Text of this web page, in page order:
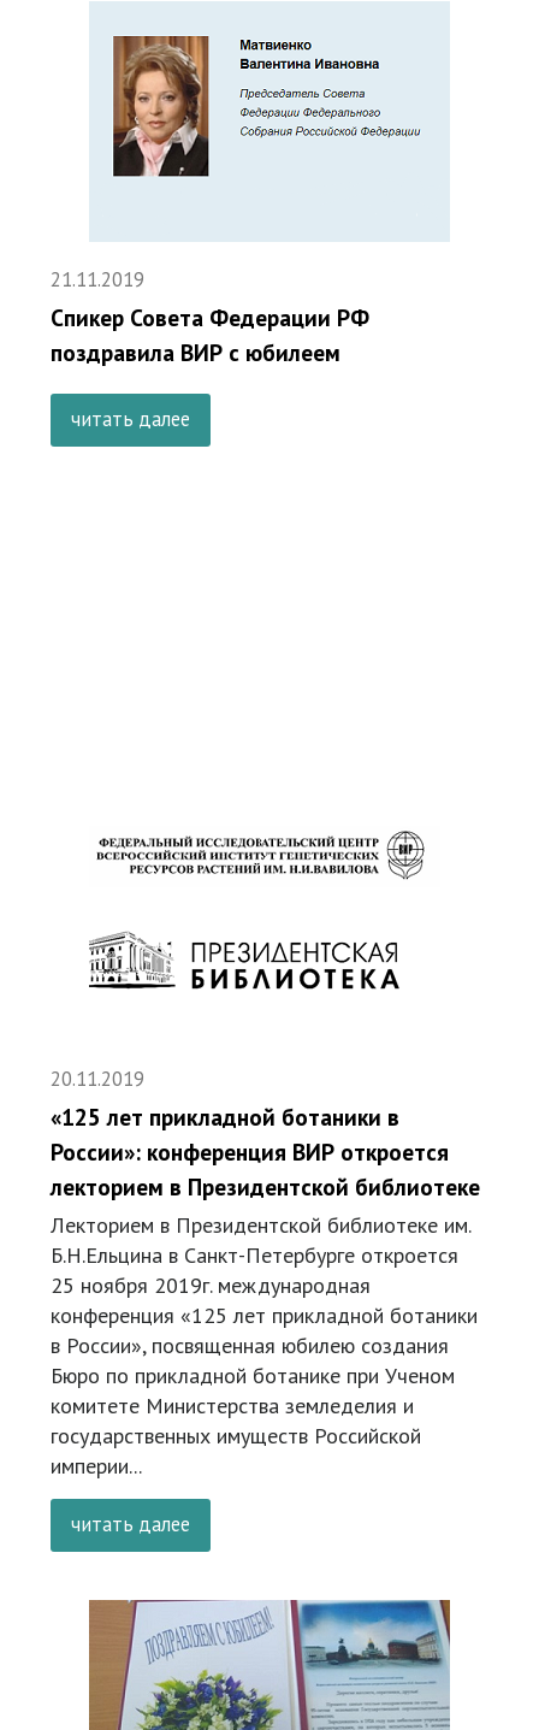
21.11.2019
Спикер Совета Федерации РФ
поздравила ВИР с юбилеем
читать далее
20.11.2019
«125 лет прикладной ботаники в
России»: конференция ВИР откроется
лекторием в Президентской библиотеке
Лекторием в Президентской библиотеке им.
Б.Н.Ельцина в Санкт-Петербурге откроется
25 ноября 2019г. международная
конференция «125 лет прикладной ботаники
в России», посвященная юбилею создания
Бюро по прикладной ботанике при Ученом
комитете Министерства земледелия и
государственных имуществ Российской
империи...
читать далее